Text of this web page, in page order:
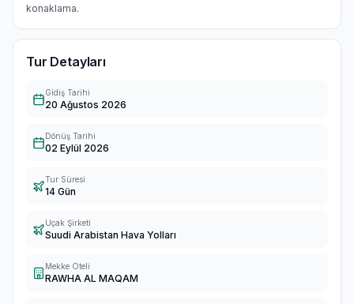
konaklama.
Tur Detayları
Gidiş Tarihi
20 Ağustos 2026
Dönüş Tarihi
02 Eylül 2026
Tur Süresi
14 Gün
Uçak Şirketi
Suudi Arabistan Hava Yolları
Mekke Oteli
RAWHA AL MAQAM